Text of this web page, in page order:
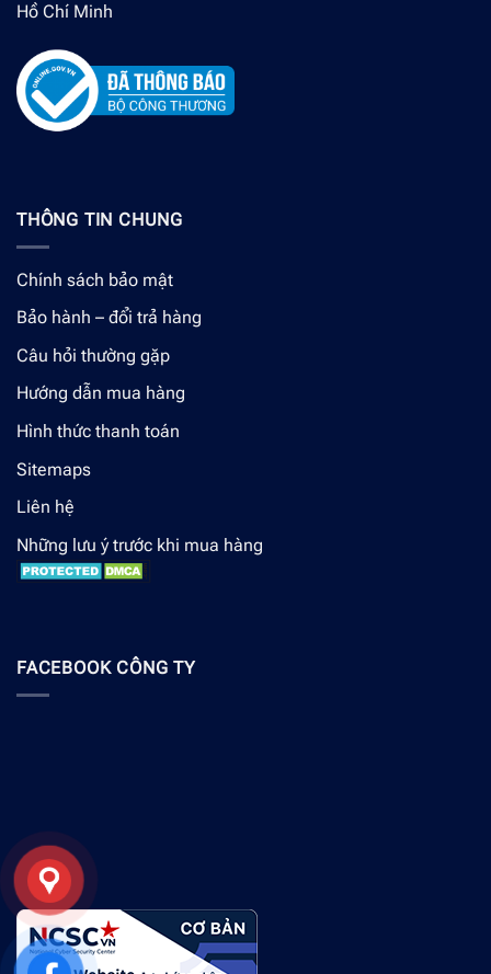
Hồ Chí Minh
THÔNG TIN CHUNG
Chính sách bảo mật
Bảo hành – đổi trả hàng
Câu hỏi thường gặp
Hướng dẫn mua hàng
Hình thức thanh toán
Sitemaps
Liên hệ
Những lưu ý trước khi mua hàng
FACEBOOK CÔNG TY